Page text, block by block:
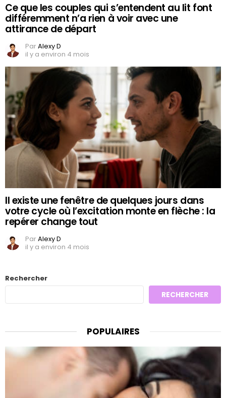
Ce que les couples qui s’entendent au lit font
différemment n’a rien à voir avec une
attirance de départ
ParAlexy D
il y a environ 4 mois
Il existe une fenêtre de quelques jours dans
votre cycle où l’excitation monte en flèche : la
repérer change tout
ParAlexy D
il y a environ 4 mois
Rechercher
RECHERCHER
POPULAIRES